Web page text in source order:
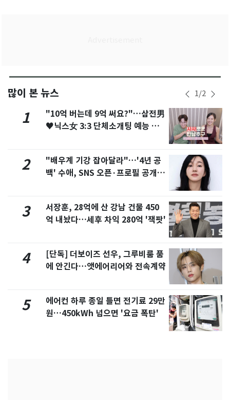
많이 본 뉴스 1/2
1
"10억 버는데 9억 써요?"…삼전男
♥닉스女 3:3 단체소개팅 예능 화
2
"배우계 기강 잡아달라"…'4년 공
백' 수애, SNS 오픈·프로필 공개
3
서장훈, 28억에 산 강남 건물 450
억 내놨다…세후 차익 280억 '잭팟'
4
[단독] 더보이즈 선우, 그루비룸 품
에 안긴다…앳에어리어와 전속계약
5
에어컨 하루 종일 틀면 전기료 29만
원…450kWh 넘으면 '요금 폭탄'